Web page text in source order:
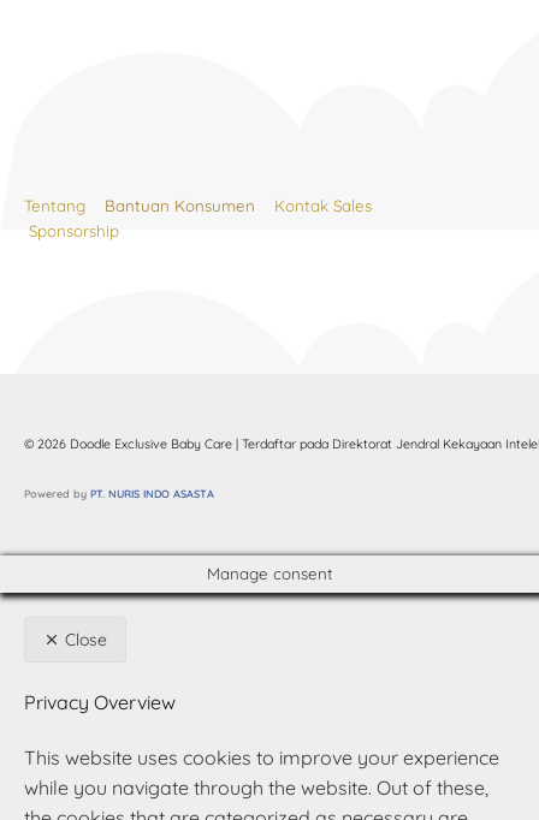
Tentang Bantuan Konsumen
Kontak Sales
Sponsorship
© 2026 Doodle Exclusive Baby Care | Terdaftar pada Direktorat Jendral Kekayaan
Powered by PT. NURIS INDO ASASTA
Manage consent
Close
Privacy Overview
This website uses cookies to improve your experience
while you navigate through the website. Out of these,